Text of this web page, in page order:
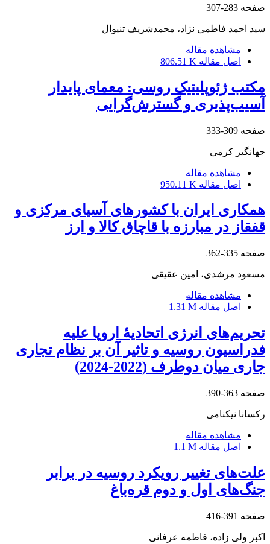
صفحه 283-307
سید احمد فاطمی نژاد، محمدشریف تنیوال
مشاهده مقاله
اصل مقاله 806.51 K
مکتب ژئوپلیتیک روسی: معمای پایدار
آسیب‌پذیری و گسترش‌گرایی
صفحه 309-333
جهانگیر کرمی
مشاهده مقاله
اصل مقاله 950.11 K
همکاری ایران با کشورهای آسیای مرکزی و
قفقاز در مبارزه با قاچاق کالا و ارز
صفحه 335-362
مسعود مرشدی، امین عقیقی
مشاهده مقاله
اصل مقاله 1.31 M
تحریم‌های انرژی اتحادیۀ اروپا علیه
فدراسیون روسیه و تاثیر آن بر نظام تجاری
جاری میان دوطرف (2022-2024)
صفحه 363-390
رکسانا نیکنامی
مشاهده مقاله
اصل مقاله 1.1 M
علت‌های تغییر رویکرد روسیه در برابر
جنگ‌های اول و دوم قره‌باغ
صفحه 391-416
اکبر ولی زاده، فاطمه عرفانی